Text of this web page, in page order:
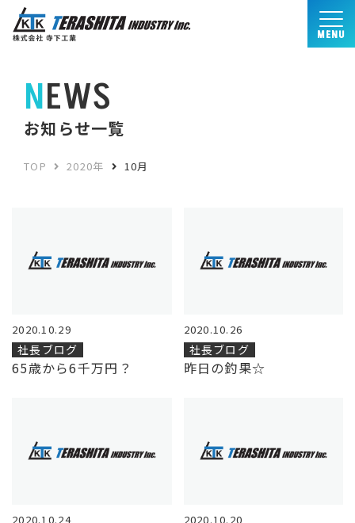
MENU
NEWS
お知らせ一覧
TOP 2020年 10月
2020.10.29
社長ブログ
65歳から6千万円？
2020.10.26
社長ブログ
昨日の釣果☆
2020.10.24 2020.10.20